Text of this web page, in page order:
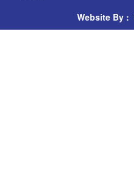
Website By :